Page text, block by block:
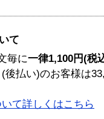
て
毎に一律1,100円(税
払い)のお客様は
て詳しくはこちら